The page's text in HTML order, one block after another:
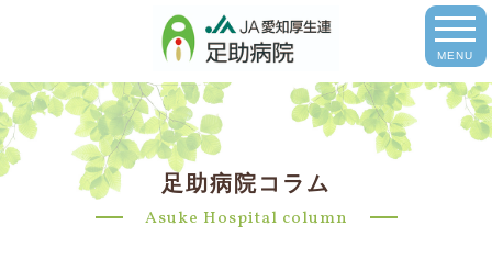
MENU
足助病院コラム
Asuke Hospital column